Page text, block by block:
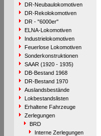
DR-Neubaulokomotiven
DR-Rekolokomotiven
DR - "6000er"
ELNA-Lokomotiven
Industrielokomotiven
Feuerlose Lokomotiven
Sonderkonstruktionen
SAAR (1920 - 1935)
DB-Bestand 1968
DR-Bestand 1970
Auslandsbestände
Lokbestandslisten
Erhaltene Fahrzeuge
Zerlegungen
BRD
Interne Zerlegungen